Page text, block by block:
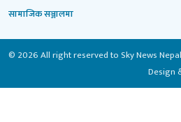
सामाजिक सञ्जालमा
© 2026 All right reserved to Sky News Nepal
Design